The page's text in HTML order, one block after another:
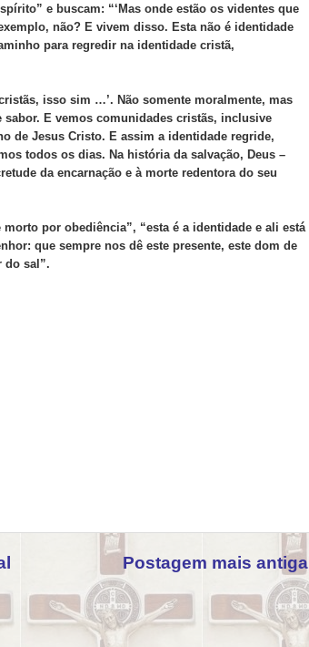
e buscam: “‘Mas onde estão os videntes que
não? E vivem disso. Esta não é identidade
para regredir na identidade cristã,
isso sim …’. Não somente moralmente, mas
E vemos comunidades cristãs, inclusive
de Jesus Cristo. E assim a identidade regride,
todos os dias. Na história da salvação, Deus –
da encarnação e à morte redentora do seu
por obediência”, “esta é a identidade e ali está
que sempre nos dê este presente, este dom de
do sal”.
Postagem mais antiga